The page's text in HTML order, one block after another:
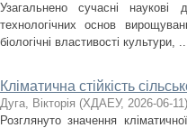
Узагальнено сучасні наукові
технологічних основ
біологічні властивості культури,
Кліматична стійкість
Дуга, Вікторія (ХДАЕУ, 2026-06-11)
Розглянуто значення